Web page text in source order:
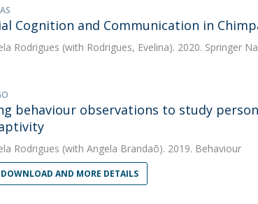
Cognition and Communication in
Rodrigues (with Rodrigues, Evelina). 2020. Springer
behaviour observations to study
Rodrigues (with Angela Brandaõ). 2019. Behaviour
DOWNLOAD AND MORE DETAILS